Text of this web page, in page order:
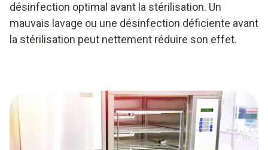
désinfection optimal avant la stérilisation. Un
mauvais lavage ou une désinfection déficiente avant
la stérilisation peut nettement réduire son effet.